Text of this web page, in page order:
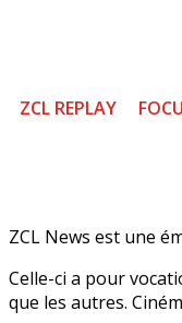
ZCL REPLAY
ZCL News est une
Celle-ci a pour
que les autres.